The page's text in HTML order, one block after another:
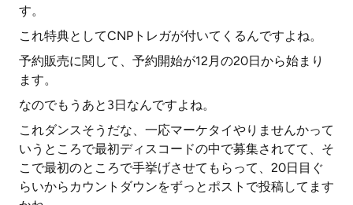
す。
これ特典としてCNPトレガが付いてくるんですよね。
予約販売に関して、予約開始が12月の20日から始まり
ます。
なのでもうあと3日なんですよね。
これダンスそうだな、一応マーケタイやりませんかって
いうところで最初ディスコードの中で募集されてて、そ
こで最初のところで手挙げさせてもらって、20日目ぐ
らいからカウントダウンをずっとポストで投稿してます